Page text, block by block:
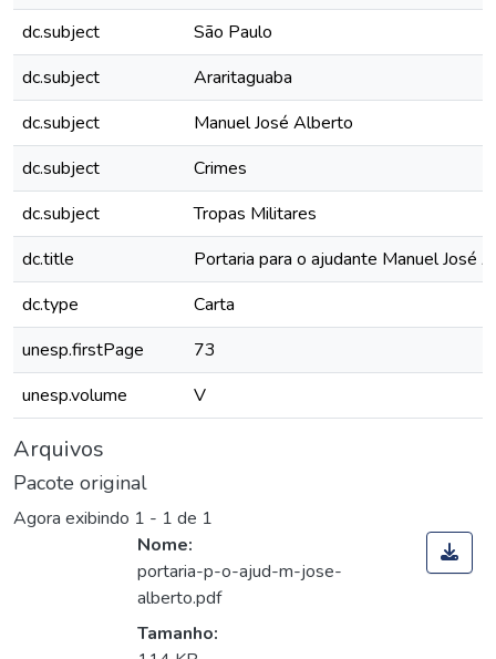
dc.subject
São Paulo
dc.subject
Araritaguaba
dc.subject
Manuel José Alberto
dc.subject
Crimes
dc.subject
Tropas Militares
dc.title
Portaria para o ajudante Manuel José
dc.type
Carta
unesp.firstPage
73
unesp.volume
V
Arquivos
Pacote original
Agora exibindo 1 - 1 de 1
Nome:
portaria-p-o-ajud-m-jose-
alberto.pdf
Tamanho: